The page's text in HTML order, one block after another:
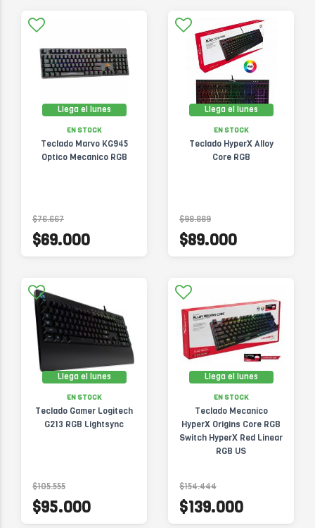
Llega el lunes
EN STOCK
Teclado Marvo KG945
Optico Mecanico RGB
$76.667
$69.000
Llega el lunes
EN STOCK
Teclado HyperX Alloy
Core RGB
$98.889
$89.000
Llega el lunes
EN STOCK
Teclado Gamer Logitech
G213 RGB Lightsync
$105.555
$95.000
Llega el lunes
EN STOCK
Teclado Mecanico
HyperX Origins Core RGB
Switch HyperX Red Linear
RGB US
$154.444
$139.000